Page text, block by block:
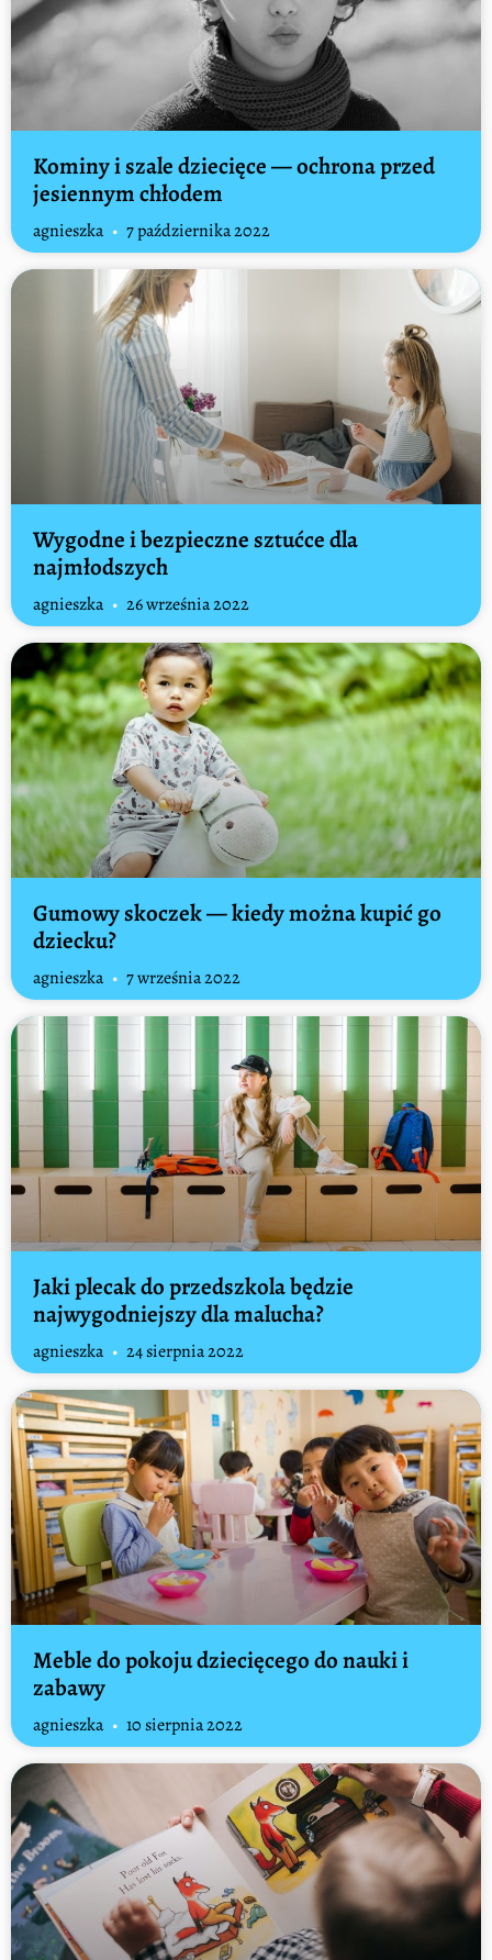
Kominy i szale dziecięce — ochrona przed
jesiennym chłodem
agnieszka 7 października 2022
Wygodne i bezpieczne sztućce dla
najmłodszych
agnieszka 26 września 2022
Gumowy skoczek — kiedy można kupić go
dziecku?
agnieszka 7 września 2022
Jaki plecak do przedszkola będzie
najwygodniejszy dla malucha?
agnieszka 24 sierpnia 2022
Meble do pokoju dziecięcego do nauki i
zabawy
agnieszka 10 sierpnia 2022